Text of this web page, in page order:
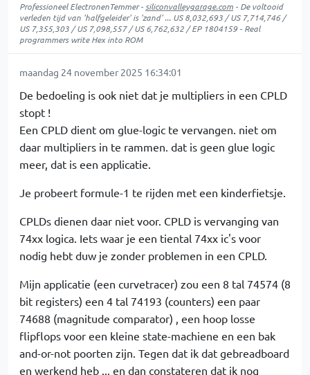
Professioneel ElectronenTemmer - siliconvalleygarage.com - De voltooid
verleden tijd van 'halfgeleider' is 'zand' ... US 8,032,693 / US 7,714,746 /
US 7,355,303 / US 7,098,557 / US 6,762,632 / EP 1804159 - Real
programmers write Hex into ROM
maandag 24 november 2025 16:34:01
De bedoeling is ook niet dat je multipliers in een CPLD
stopt !
Een CPLD dient om glue-logic te vervangen. niet om
daar multipliers in te rammen. dat is geen glue logic
meer, dat is een applicatie.
Je probeert formule-1 te rijden met een kinderfietsje.
CPLDs dienen daar niet voor. CPLD is vervanging van
74xx logica. Iets waar je een tiental 74xx ic's voor
nodig hebt duw je zonder problemen in een CPLD.
Mijn applicatie (een curvetracer) zou een 8 tal 74574 (8
bit registers) een 4 tal 74193 (counters) een paar
74688 (magnitude comparator) , een hoop losse
flipflops voor een kleine state-machiene en een bak
and-or-not poorten zijn. Tegen dat ik dat gebreadboard
en werkend heb ... en dan constateren dat ik nog